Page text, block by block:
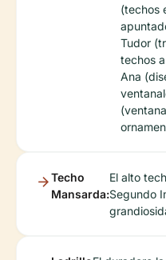
(techos
Tudor
techos
Ana
Techo
Mansarda:
El alto
Segundo